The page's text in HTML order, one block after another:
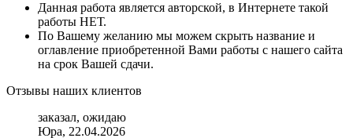
Данная работа является авторской, в Интернете такой
работы НЕТ.
По Вашему желанию мы можем скрыть название и
оглавление приобретенной Вами работы с нашего сайта
на срок Вашей сдачи.
Отзывы наших клиентов
заказал, ожидаю
Юра, 22.04.2026